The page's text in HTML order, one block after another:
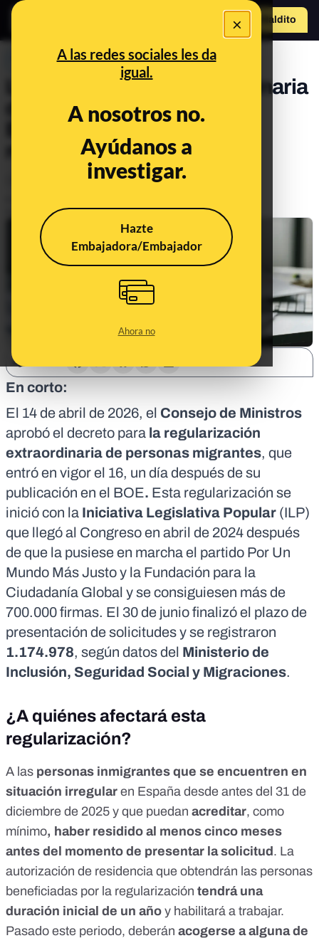
×
A las redes sociales les da
igual.
A nosotros no.
Ayúdanos a
investigar.
Hazte
Embajadora/Embajador
Ahora no
Hazte Maldito
PREBUNKING
La regularización extraordinaria
de personas migrantes en
España: preguntas y
respuestas
Legislación
Actualizado elJul 8, 2026, 12:35:00 PM
En corto:
El 14 de abril de 2026, el Consejo de Ministros
aprobó el decreto para la regularización
extraordinaria de personas migrantes, que
entró en vigor el 16, un día después de su
publicación en el BOE. Esta regularización se
inició con la Iniciativa Legislativa Popular (ILP)
que llegó al Congreso en abril de 2024 después
de que la pusiese en marcha el partido Por Un
Mundo Más Justoy la Fundación para la
Ciudadanía Global y se consiguiesen más de
700.000 firmas. El 30 de junio finalizó el plazo de
presentación de solicitudes y se registraron
1.174.978, según datosdel Ministerio de
Inclusión, Seguridad Social y Migraciones.
¿A quiénes afectará esta
regularización?
A las personas inmigrantes que se encuentren en
situación irregular en España desde antes del 31 de
diciembre de 2025 y que puedan acreditar, como
mínimo, haber residido al menos cinco meses
antes del momento de presentar la solicitud . La
autorización de residencia que obtendrán las personas
beneficiadas por la regularización tendrá una
duración inicial de un año y habilitará a trabajar.
Pasado este periodo, deberán acogerse a alguna de